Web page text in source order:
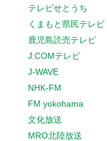
テレビせとうち
くまもと県民テレビ
鹿児島読売テレビ
J:COMテレビ
J-WAVE
NHK-FM
FM yokohama
文化放送
MRO北陸放送